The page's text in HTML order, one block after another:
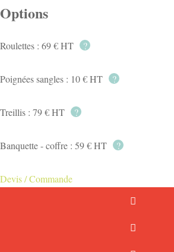
Options
Roulettes : 69 € HT ?
Poignées sangles : 10 € HT ?
Treillis : 79 € HT ?
Banquette - coffre : 59 € HT ?
Devis / Commande